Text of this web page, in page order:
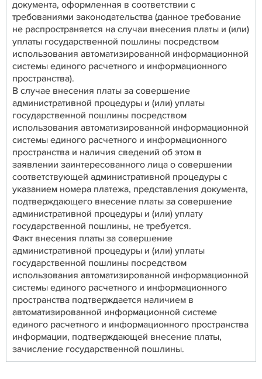
документа, оформленная в соответствии с
требованиями законодательства (данное требование
не распространяется на случаи внесения платы и (или)
уплаты государственной пошлины посредством
использования автоматизированной информационной
системы единого расчетного и информационного
пространства).
В случае внесения платы за совершение
административной процедуры и (или) уплаты
государственной пошлины посредством
использования автоматизированной информационной
системы единого расчетного и информационного
пространства и наличия сведений об этом в
заявлении заинтересованного лица о совершении
соответствующей административной процедуры с
указанием номера платежа, представления документа,
подтверждающего внесение платы за совершение
административной процедуры и (или) уплату
государственной пошлины, не требуется.
Факт внесения платы за совершение
административной процедуры и (или) уплаты
государственной пошлины посредством
использования автоматизированной информационной
системы единого расчетного и информационного
пространства подтверждается наличием в
автоматизированной информационной системе
единого расчетного и информационного пространства
информации, подтверждающей внесение платы,
зачисление государственной пошлины.